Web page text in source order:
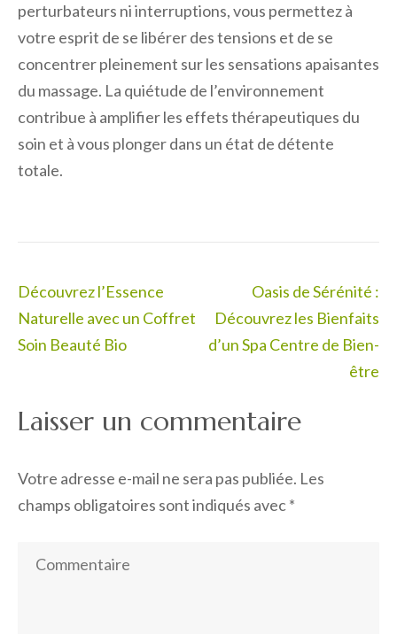
perturbateurs ni interruptions, vous permettez à
votre esprit de se libérer des tensions et de se
concentrer pleinement sur les sensations apaisantes
du massage. La quiétude de l’environnement
contribue à amplifier les effets thérapeutiques du
soin et à vous plonger dans un état de détente
totale.
Navigation
de
l’article
Découvrez l’Essence
Naturelle avec un Coffret
Soin Beauté Bio
Oasis de Sérénité :
Découvrez les Bienfaits
d’un Spa Centre de Bien-
être
Laisser un commentaire
Votre adresse e-mail ne sera pas publiée. Les
champs obligatoires sont indiqués avec*